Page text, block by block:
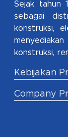
Sejak tahun
sebagai
konstruksi,
konstruksi,
Kebijakan
Company